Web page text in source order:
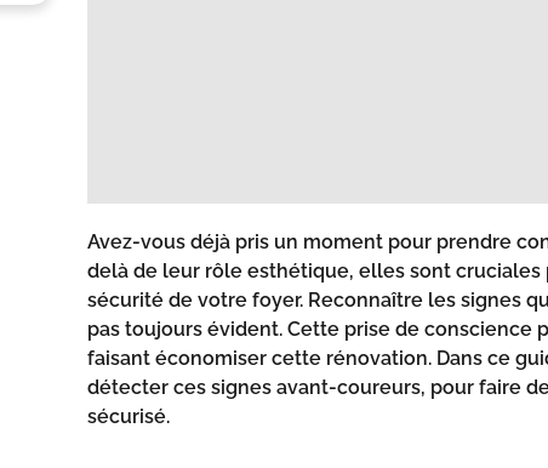
Avez-vous déjà pris un moment pour prendre
delà de leur rôle esthétique, elles sont
sécurité de votre foyer. Reconnaître les signes
pas toujours évident. Cette prise de
faisant économiser cette rénovation. Dans ce
détecter ces signes avant-coureurs, pour faire
sécurisé.